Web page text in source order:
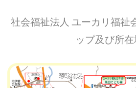
社会福祉法人 ユーカリ福祉
ップ及び所